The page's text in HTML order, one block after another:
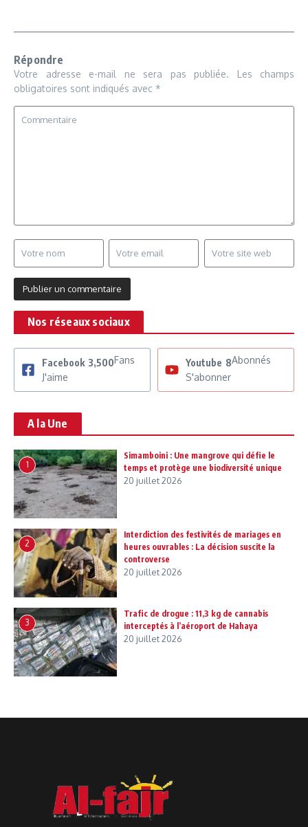
Répondre
Votre adresse e-mail ne sera pas publiée.
Les champs
obligatoires sont indiqués avec *
Nos réseaux sociaux
Facebook 3,500Fans
J'aime
Youtube 8Abonnés
S'abonner
A la Une
1
Simamboini : Une mangrove qui défie le
temps et protège une biodiversité unique
20 juillet 2026
2
Interdiction des festivités de mariages en
heures ouvrables : La décision suscite la
controverse
20 juillet 2026
3
Trafic de drogue : 11,3 kg de cannabis
interceptés à l’aéroport de Hahaya
20 juillet 2026